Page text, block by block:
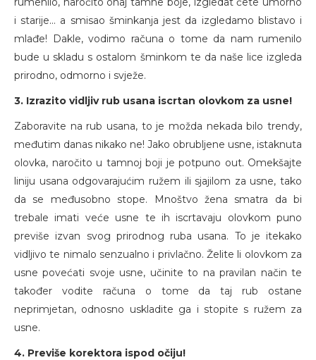
i starije... a smisao šminkanja jest da izgledamo blistavo i
mlađe! Dakle, vodimo računa o tome da nam rumenilo
bude u skladu s ostalom šminkom te da naše lice izgleda
prirodno, odmorno i svježe.
3. Izrazito vidljiv rub usana iscrtan olovkom za usne!
Zaboravite na rub usana, to je možda nekada bilo trendy,
međutim danas nikako ne! Jako obrubljene usne, istaknuta
olovka, naročito u tamnoj boji je potpuno out. Omekšajte
liniju usana odgovarajućim ružem ili sjajilom za usne, tako
da se međusobno stope. Mnoštvo žena smatra da bi
trebale imati veće usne te ih iscrtavaju olovkom puno
previše izvan svog prirodnog ruba usana. To je itekako
vidljivo te nimalo senzualno i privlačno. Želite li olovkom za
usne povećati svoje usne, učinite to na pravilan način te
također vodite računa o tome da taj rub ostane
neprimjetan, odnosno uskladite ga i stopite s ružem za
usne.
4. Previše korektora ispod očiju!